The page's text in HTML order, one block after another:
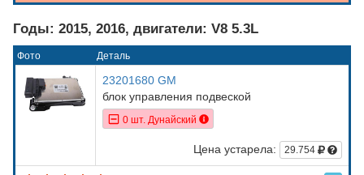
Годы: 2015, 2016, двигатели: V8 5.3L
Фото Деталь
23201680 GM
блок управления подвеской
0 шт. Дунайский
Цена устарела: 29.754